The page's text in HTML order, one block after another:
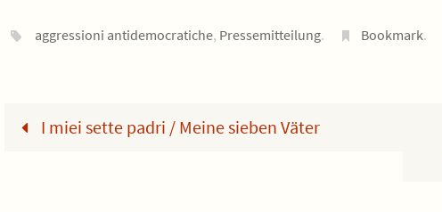
aggressioni antidemocratiche, Pressemitteilung. Bookmark.
I miei sette padri / Meine sieben Väter